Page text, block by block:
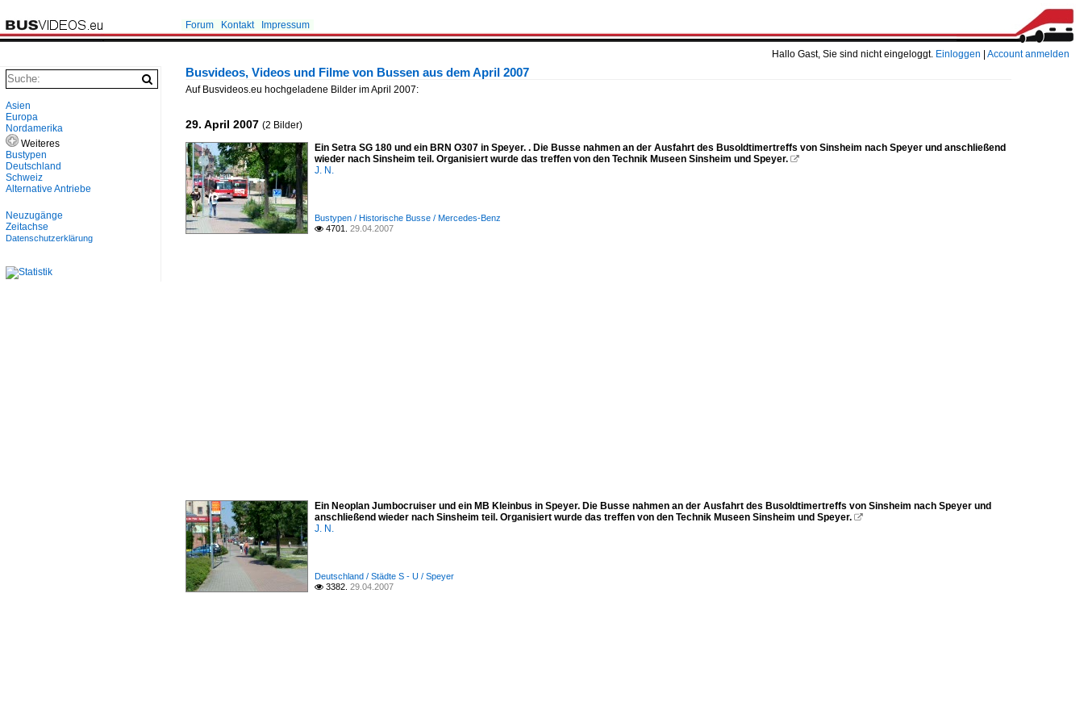
Hallo Gast, Sie sind nicht eingeloggt. Einloggen Account anmelden
Forum Kontakt Impressum
Busvideos, Videos und Filme von Bussen aus dem April 2007
Auf Busvideos.eu hochgeladene Bilder im April 2007:
29. April 2007 (2 Bilder)
Ein Setra SG 180 und ein BRN O307 in Speyer. . Die Busse nahmen an der Ausfahrt des Busoldtimertreffs von Sinsheim nach Speyer und anschließend
wieder nach Sinsheim teil. Organisiert wurde das treffen von den Technik Museen Sinsheim und Speyer. 
J. N.
Bustypen / Historische Busse / Mercedes-Benz
 4701. 29.04.2007
Ein Neoplan Jumbocruiser und ein MB Kleinbus in Speyer. Die Busse nahmen an der Ausfahrt des Busoldtimertreffs von Sinsheim nach Speyer und
anschließend wieder nach Sinsheim teil. Organisiert wurde das treffen von den Technik Museen Sinsheim und Speyer. 
J. N.
Deutschland / Städte S - U / Speyer
 3382. 29.04.2007
Asien
Europa
Nordamerika
Weiteres
Bustypen
Deutschland
Schweiz
Alternative Antriebe
Neuzugänge
Zeitachse
Datenschutzerklärung